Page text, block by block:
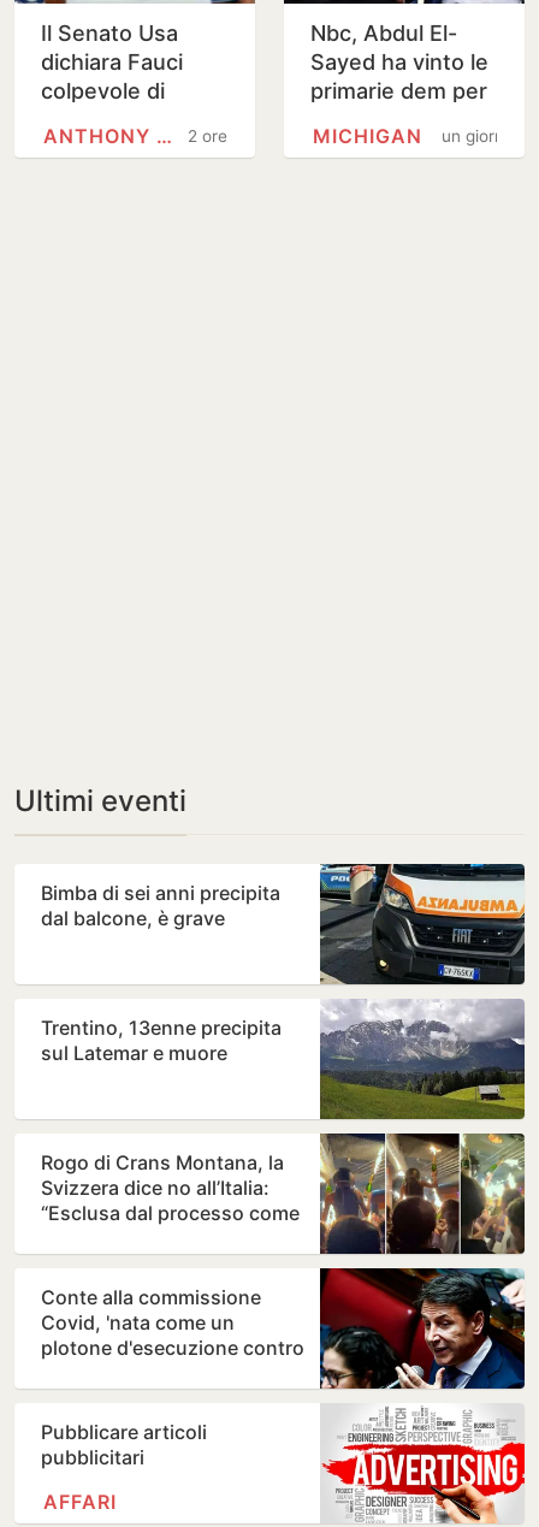
Il Senato Usa
dichiara Fauci
colpevole di
Congresso
2 ore
ANTHONY FAUCI
Nbc, Abdul El-
Sayed ha vinto le
primarie dem per
Michigan
un giorno
MICHIGAN
Ultimi eventi
Bimba di sei anni precipita
dal balcone, è grave
Trentino, 13enne precipita
sul Latemar e muore
Rogo di Crans Montana, la
Svizzera dice no all’Italia:
“Esclusa dal processo come
Conte alla commissione
Covid, 'nata come un
plotone d'esecuzione contro
Pubblicare articoli
pubblicitari
AFFARI